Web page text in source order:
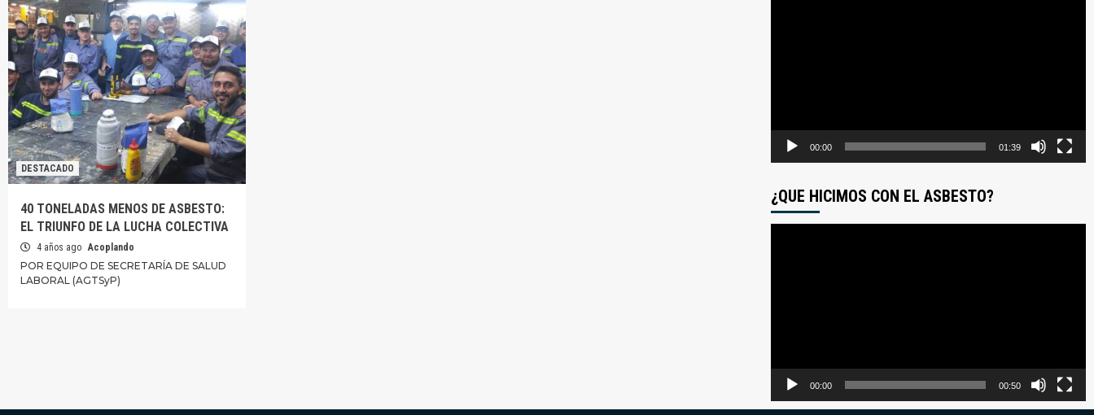
DESTACADO
40 TONELADAS MENOS DE ASBESTO:
EL TRIUNFO DE LA LUCHA COLECTIVA
4 años ago Acoplando
POR EQUIPO DE SECRETARÍA DE SALUD
LABORAL (AGTSyP)
00:00 01:39
¿QUE HICIMOS CON EL ASBESTO?
00:00 00:50